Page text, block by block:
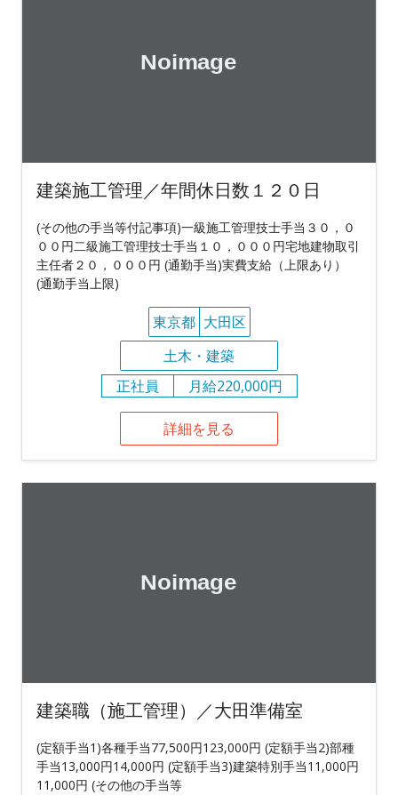
建築施工管理／年間休日数１２０日
(その他の手当等付記事項)一級施工管理技士手当３０，０
００円二級施工管理技士手当１０，０００円宅地建物取引
主任者２０，０００円 (通勤手当)実費支給（上限あり）
(通勤手当上限)
東京都 大田区
土木・建築
正社員
月給220,000円
詳細を見る
建築職（施工管理）／大田準備室
(定額手当1)各種手当77,500円123,000円 (定額手当2)部種
手当13,000円14,000円 (定額手当3)建築特別手当11,000円
11,000円 (その他の手当等